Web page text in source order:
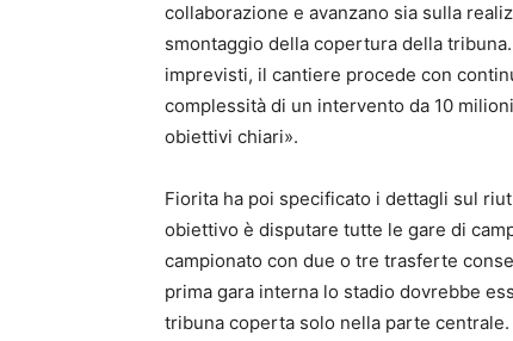
collaborazione e avanzano sia sulla
smontaggio della copertura della
imprevisti, il cantiere procede con
complessità di un intervento da 10
obiettivi chiari».
Fiorita ha poi specificato i dettagli sul
obiettivo è disputare tutte le gare di
campionato con due o tre trasferte
prima gara interna lo stadio dovrebbe
tribuna coperta solo nella parte centrale.